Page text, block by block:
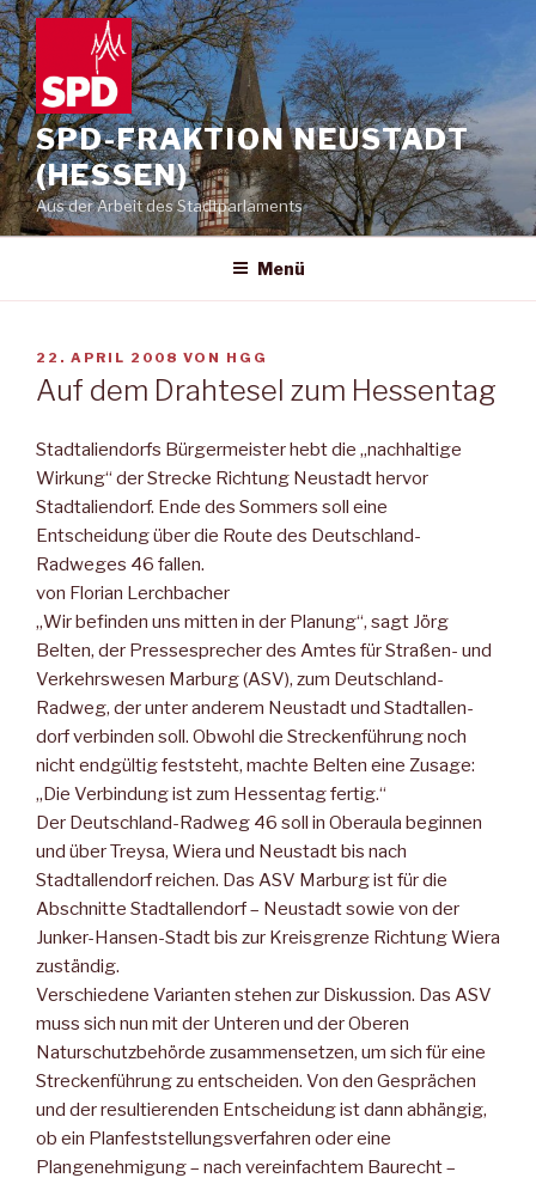
Zum
Inhalt
springen
SPD-FRAKTION NEUSTADT
(HESSEN)
Aus der Arbeit des Stadtparlaments
Menü
VERÖFFENTLICHT
AM
22. APRIL 2008 VON HGG
Auf dem Drahtesel zum Hessentag
Stadtaliendorfs Bürgermeister hebt die „nachhaltige
Wirkung“ der Strecke Richtung Neustadt hervor
Stadtaliendorf. Ende des Sommers soll eine
Entscheidung über die Route des Deutschland-
Radweges 46 fallen.
von Florian Lerchbacher
„Wir befinden uns mitten in der Planung“, sagt Jörg
Belten, der Pressesprecher des Amtes für Straßen- und
Verkehrswesen Marburg (ASV), zum Deutschland-
Radweg, der unter anderem Neustadt und Stadtallen-
dorf verbinden soll. Obwohl die Streckenführung noch
nicht endgültig feststeht, machte Belten eine Zusage:
„Die Verbindung ist zum Hessentag fertig.“
Der Deutschland-Radweg 46 soll in Oberaula beginnen
und über Treysa, Wiera und Neustadt bis nach
Stadtallendorf reichen. Das ASV Marburg ist für die
Abschnitte Stadtallendorf – Neustadt sowie von der
Junker-Hansen-Stadt bis zur Kreisgrenze Richtung Wiera
zuständig.
Verschiedene Varianten stehen zur Diskussion. Das ASV
muss sich nun mit der Unteren und der Oberen
Naturschutzbehörde zusammensetzen, um sich für eine
Streckenführung zu entscheiden. Von den Gesprächen
und der resultierenden Entscheidung ist dann abhängig,
ob ein Planfeststellungsverfahren oder eine
Plangenehmigung – nach vereinfachtem Baurecht –